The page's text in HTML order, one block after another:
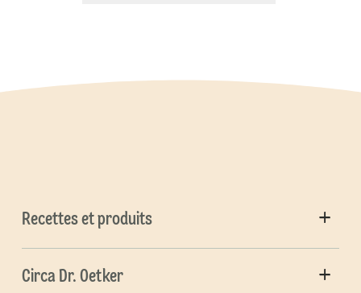
Recettes et produits
Circa Dr. Oetker